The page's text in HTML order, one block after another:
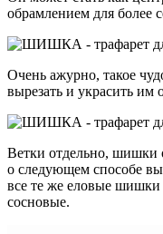
обрамлением для более
Очень ажурно, такое
вырезать и украсить им
Ветки отдельно, шишки
о следующем способе
все те же еловые шишки
сосновые.